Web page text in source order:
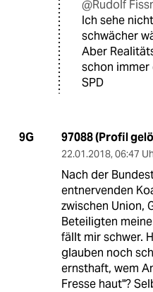
@Rudolf
Ich sehe
schwächer
Aber
schon immer
SPD
9G 97088 (Profil
22.01.2018, 06:47
Nach der
entnervenden
zwischen Union,
Beteiligten
fällt mir schwer.
glauben noch
ernsthaft, wem
Fresse haut"?